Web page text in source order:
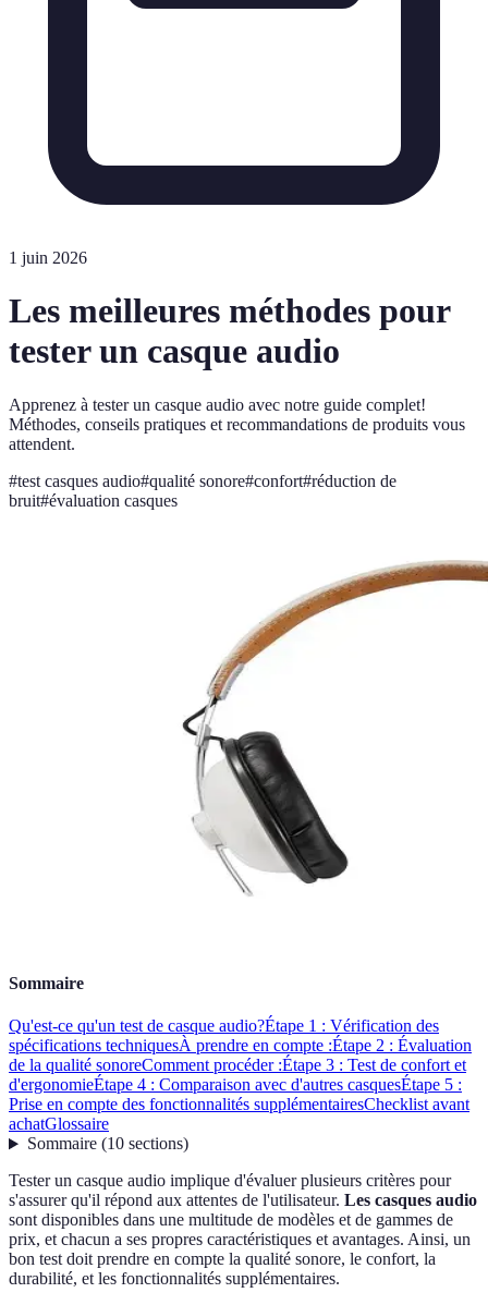
1 juin 2026
Les meilleures méthodes pour
tester un casque audio
Apprenez à tester un casque audio avec notre guide complet!
Méthodes, conseils pratiques et recommandations de produits vous
attendent.
#test casques audio#qualité sonore#confort#réduction de
bruit#évaluation casques
Sommaire
Qu'est-ce qu'un test de casque audio?Étape 1 : Vérification des
spécifications techniquesÀ prendre en compte :Étape 2 : Évaluation
de la qualité sonoreComment procéder :Étape 3 : Test de confort et
d'ergonomieÉtape 4 : Comparaison avec d'autres casquesÉtape 5 :
Prise en compte des fonctionnalités supplémentairesChecklist avant
achatGlossaire
Sommaire(10 sections)
Tester un casque audio implique d'évaluer plusieurs critères pour
s'assurer qu'il répond aux attentes de l'utilisateur. Les casques audio
sont disponibles dans une multitude de modèles et de gammes de
prix, et chacun a ses propres caractéristiques et avantages. Ainsi, un
bon test doit prendre en compte la qualité sonore, le confort, la
durabilité, et les fonctionnalités supplémentaires.